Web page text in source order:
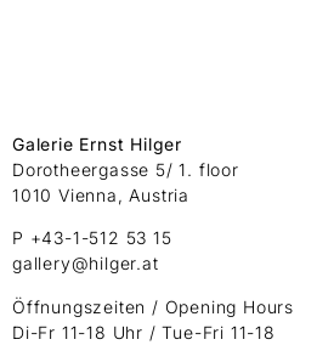
Galerie Ernst Hilger
Dorotheergasse 5/ 1. floor
1010 Vienna, Austria
P +43-1-512 53 15
gallery@hilger.at
Öffnungszeiten / Opening Hours
Di-Fr 11-18 Uhr / Tue-Fri 11-18